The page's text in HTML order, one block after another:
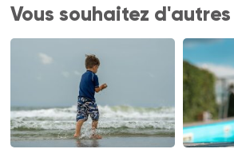
Vous souhaitez